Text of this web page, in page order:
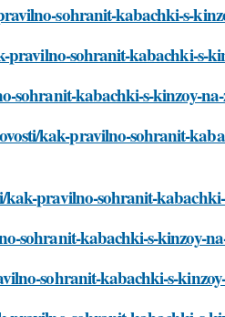
sohranit-kabachki-s-
pravilno-sohranit-kabachki-s-
sohranit-kabachki-s-kinzoy-
kak-pravilno-sohranit-
kak-pravilno-sohranit-
sohranit-kabachki-s-kinzoy-
sohranit-kabachki-s-